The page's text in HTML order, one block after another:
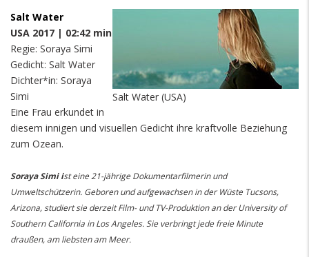
Salt Water
Salt Water (USA)
USA 2017 | 02:42 min
Regie: Soraya Simi
Gedicht: Salt Water
Dichter*in: Soraya
Simi
Eine Frau erkundet in
diesem innigen und visuellen Gedicht ihre kraftvolle Beziehung
zum Ozean.
Soraya Simi ist eine 21-jährige Dokumentarfilmerin und
Umweltschützerin. Geboren und aufgewachsen in der Wüste Tucsons,
Arizona, studiert sie derzeit Film- und TV-Produktion an der University of
Southern California in Los Angeles. Sie verbringt jede freie Minute
draußen, am liebsten am Meer.